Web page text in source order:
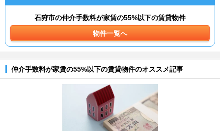
石狩市の仲介手数料が家賃の55%以下の賃貸物件
物件一覧へ
仲介手数料が家賃の55%以下の賃貸物件のオススメ記事